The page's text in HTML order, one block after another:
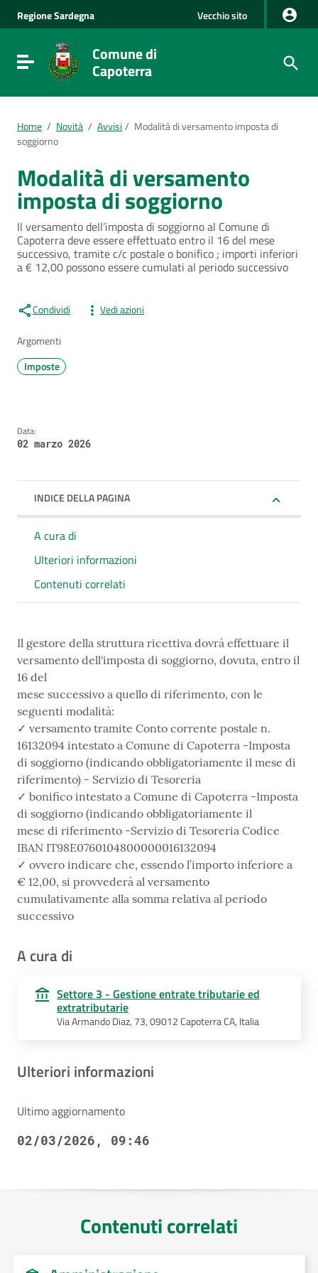
Vai alla navigazione del sito
Vai al Footer
RegioneSardegna Vecchio sito
Visualizza/nascondi menu di navigazione
Comune di
Capoterra
Home / Novità / Avvisi / Modalità di versamento imposta di
soggiorno
Modalità di versamento
imposta di soggiorno
Il versamento dell’imposta di soggiorno al Comune di
Capoterra deve essere effettuato entro il 16 del mese
successivo, tramite c/c postale o bonifico ; importi inferiori
a € 12,00 possono essere cumulati al periodo successivo
Condividi Vedi azioni
Argomenti
Imposte
Data:
02 marzo 2026
INDICE DELLA PAGINA
A cura di
Ulteriori informazioni
Contenuti correlati
Il gestore della struttura ricettiva dovrà effettuare il
versamento dell'imposta di soggiorno, dovuta, entro il
16 del
mese successivo a quello di riferimento, con le
seguenti modalità:
✓ versamento tramite Conto corrente postale n.
16132094 intestato a Comune di Capoterra -Imposta
di soggiorno (indicando obbligatoriamente il mese di
riferimento) - Servizio di Tesoreria
✓ bonifico intestato a Comune di Capoterra -Imposta
di soggiorno (indicando obbligatoriamente il
mese di riferimento -Servizio di Tesoreria Codice
IBAN IT98E0760104800000016132094
✓ ovvero indicare che, essendo l’importo inferiore a
€ 12,00, si provvederà al versamento
cumulativamente alla somma relativa al periodo
successivo
A cura di
Settore 3 - Gestione entrate tributarie ed
extratributarie
Via Armando Diaz, 73, 09012 Capoterra CA, Italia
Ulteriori informazioni
Ultimo aggiornamento
02/03/2026, 09:46
Contenuti correlati